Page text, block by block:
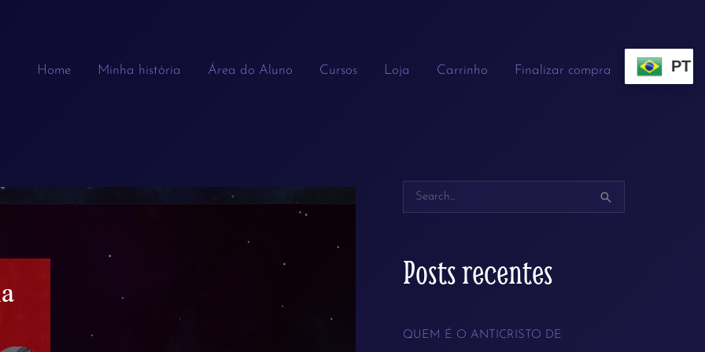
Home Minha história Área do Aluno Cursos Loja Carrinho Finalizar compra PT
s
q
i
Posts recentes
QUEM É O ANTICRISTO DE